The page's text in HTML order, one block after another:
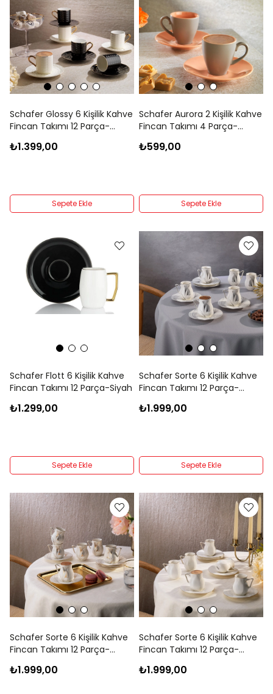
Schafer Glossy 6 Kişilik Kahve
Fincan Takımı 12 Parça-
₺1.399,00
Sepete Ekle
Schafer Aurora 2 Kişilik Kahve
Fincan Takımı 4 Parça-
₺599,00
Sepete Ekle
Schafer Flott 6 Kişilik Kahve
Fincan Takımı 12 Parça-Siyah
₺1.299,00
Sepete Ekle
Schafer Sorte 6 Kişilik Kahve
Fincan Takımı 12 Parça-
₺1.999,00
Sepete Ekle
Schafer Sorte 6 Kişilik Kahve
Fincan Takımı 12 Parça-
₺1.999,00
Schafer Sorte 6 Kişilik Kahve
Fincan Takımı 12 Parça-
₺1.999,00